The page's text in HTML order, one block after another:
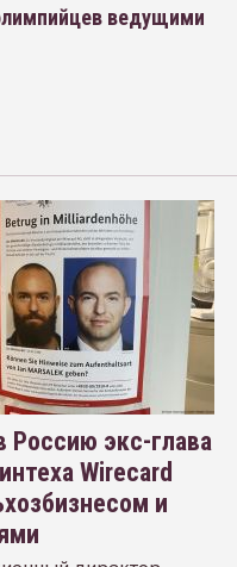
ведущими
экс-глава
Wirecard
и